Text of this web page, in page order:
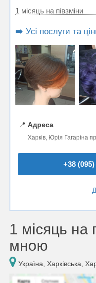
1 місяць на півзміни
➡️ Усі послуги та
📍 Адреса
Харків, Юрія Гагаріна
+38 (095)
1 місяць на
мною
Україна, Харківська,